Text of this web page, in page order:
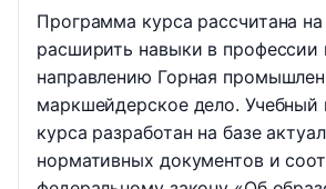
Программа курса рассчитана
расширить навыки в профессии
направлению Горная
маркшейдерское дело. Учебный
курса разработан на базе
нормативных документов и